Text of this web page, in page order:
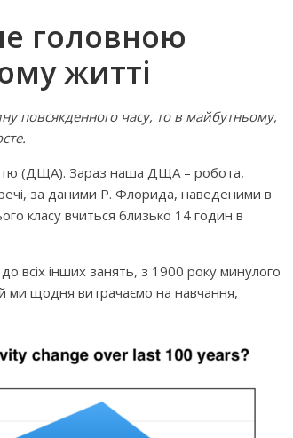
головною
житті
повсякденного часу, то в майбутньому,
(ДЩА). Зараз наша ДЩА – робота,
за даними Р. Флорида, наведеними в
класу вчиться близько 14 годин в
всіх інших занять, з 1900 року минулого
ми щодня витрачаємо на навчання,
Чарівні українські колискові
пісні для дітей (слова та
музика)
Ігри та конкурси на Новий рік
для всієї сім’ї — ідеї для